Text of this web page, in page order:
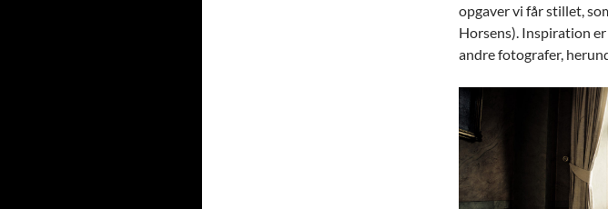
opgaver vi får stillet,
Horsens). Inspiration
andre fotografer,